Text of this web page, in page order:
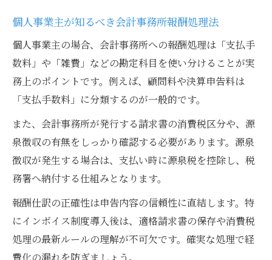
個人事業主が知るべき会計事務所報酬処理法
個人事業主の場合、会計事務所への報酬処理は「支払手
数料」や「雑費」などの勘定科目を使い分けることが実
務上のポイントです。例えば、顧問料や決算申告料は
「支払手数料」に分類するのが一般的です。
また、会計事務所が発行する請求書の消費税区分や、源
泉徴収の有無をしっかり確認する必要があります。源泉
徴収が発生する場合は、支払い時に源泉税を控除し、税
務署へ納付する仕組みとなります。
報酬仕訳の正確性は申告内容の信頼性に直結します。特
にインボイス制度導入後は、適格請求書の保存や消費税
処理の最新ルールの理解が不可欠です。確実な処理で経